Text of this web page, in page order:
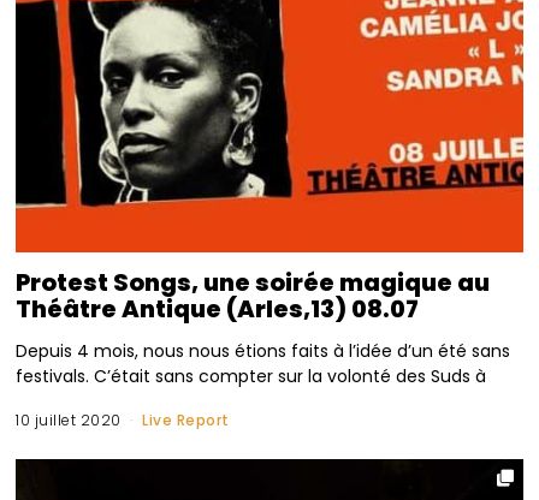
Protest Songs, une soirée magique au
Théâtre Antique (Arles,13) 08.07
Depuis 4 mois, nous nous étions faits à l’idée d’un été sans
festivals. C’était sans compter sur la volonté des Suds à
10 juillet 2020 Live Report